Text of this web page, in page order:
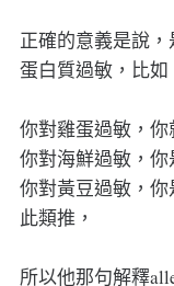
正確的意義是說，
蛋白質過敏，比如
你對雞蛋過敏，你
你對海鮮過敏，你
你對黃豆過敏，
此類推，
所以他那句解釋